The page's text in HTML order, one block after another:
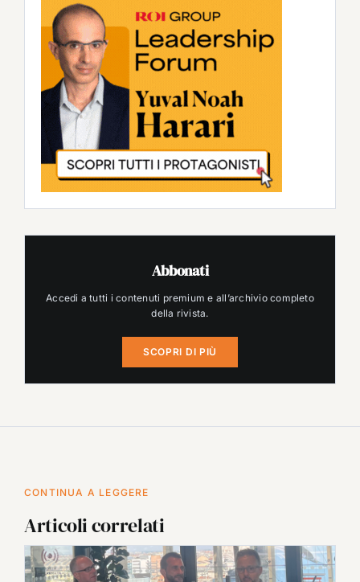
Abbonati
Accedi a tutti i contenuti premium e all’archivio completo
della rivista.
SCOPRI DI PIÙ
CONTINUA A LEGGERE
Articoli correlati